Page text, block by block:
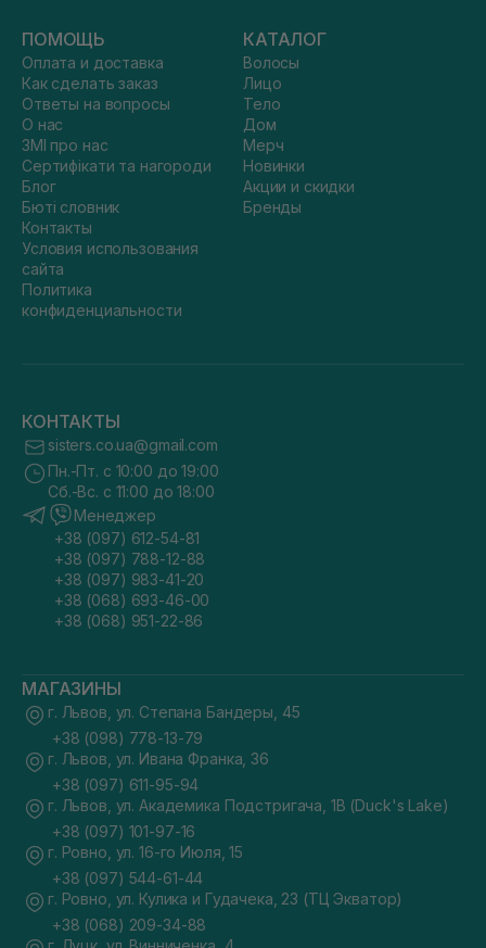
ПОМОЩЬ
Оплата и доставка
Как сделать заказ
Ответы на вопросы
О нас
ЗМІ про нас
Сертифікати та нагороди
Блог
Бюті словник
Контакты
Условия использования
сайта
Политика
конфиденциальности
КАТАЛОГ
Волосы
Лицо
Тело
Дом
Мерч
Новинки
Акции и скидки
Бренды
КОНТАКТЫ
sisters.co.ua@gmail.com
Пн.-Пт. с 10:00 до 19:00
Сб.-Вс. с 11:00 до 18:00
Менеджер
+38 (097) 612-54-81
+38 (097) 788-12-88
+38 (097) 983-41-20
+38 (068) 693-46-00
+38 (068) 951-22-86
МАГАЗИНЫ
г. Львов, ул. Степана Бандеры, 45
+38 (098) 778-13-79
г. Львов, ул. Ивана Франка, 36
+38 (097) 611-95-94
г. Львов, ул. Академика Подстригача, 1В (Duck's Lake)
+38 (097) 101-97-16
г. Ровно, ул. 16-го Июля, 15
+38 (097) 544-61-44
г. Ровно, ул. Кулика и Гудачека, 23 (ТЦ Экватор)
+38 (068) 209-34-88